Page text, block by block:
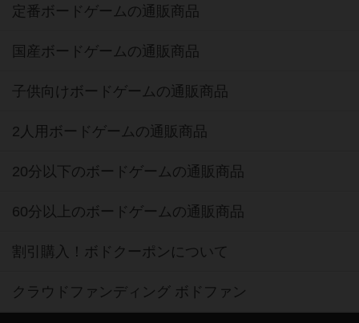
定番ボードゲームの通販商品
国産ボードゲームの通販商品
子供向けボードゲームの通販商品
2人用ボードゲームの通販商品
20分以下のボードゲームの通販商品
60分以上のボードゲームの通販商品
割引購入！ボドクーポンについて
クラウドファンディング ボドファン